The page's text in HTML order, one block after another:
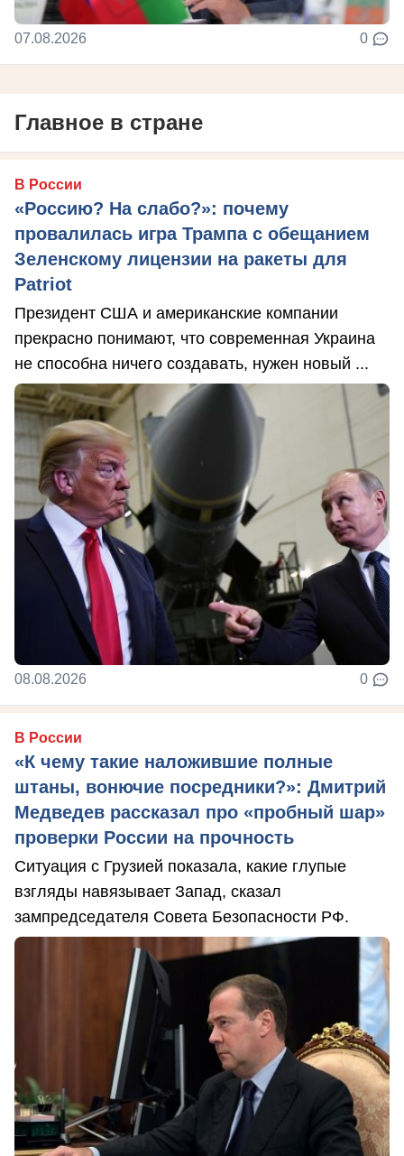
07.08.2026 0
Главное в стране
В России
«Россию? На слабо?»: почему
провалилась игра Трампа с обещанием
Зеленскому лицензии на ракеты для
Patriot
Президент США и американские компании
прекрасно понимают, что современная Украина
не способна ничего создавать, нужен новый ...
08.08.2026 0
В России
«К чему такие наложившие полные
штаны, вонючие посредники?»: Дмитрий
Медведев рассказал про «пробный шар»
проверки России на прочность
Ситуация с Грузией показала, какие глупые
взгляды навязывает Запад, сказал
зампредседателя Совета Безопасности РФ.